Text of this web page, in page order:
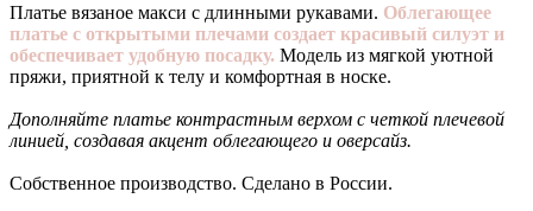
Платье вязаное макси с длинными рукавами. Облегающее
платье с открытыми плечами создает красивый силуэт и
обеспечивает удобную посадку. Модель из мягкой уютной
пряжи, приятной к телу и комфортная в носке.
Дополняйте платье контрастным верхом с четкой плечевой
линией, создавая акцент облегающего и оверсайз.
Собственное производство. Сделано в России.